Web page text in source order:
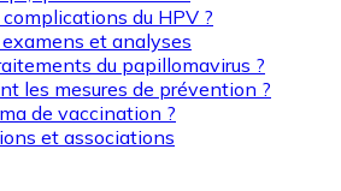
du HPV ?
et analyses
du papillomavirus ?
les mesures de prévention ?
de vaccination ?
et associations